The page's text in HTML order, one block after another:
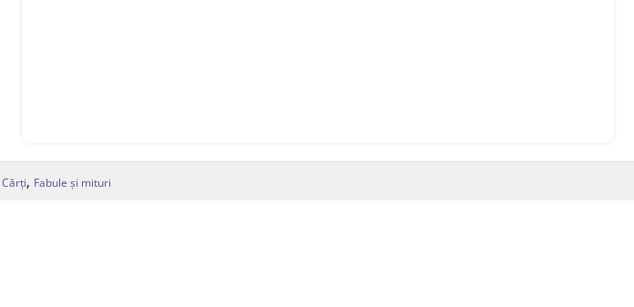
Cărți, Fabule și mituri